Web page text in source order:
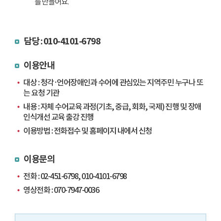
담당 : 010-4101-6798
이용안내
대상 : 청각·언어장애인과 수어에 관심있는 지역주민 누구나 또
는 요청 기관
내용 : 자체 수어교육 과정(기초, 중급, 회화, 국제) 진행 및 장애
인식개선 교육 출강 진행
이용방법 : 전화접수 및 홈페이지 내에서 신청
이용문의
전화 : 02-451-6798, 010-4101-6798
영상전화 : 070-7947-0036